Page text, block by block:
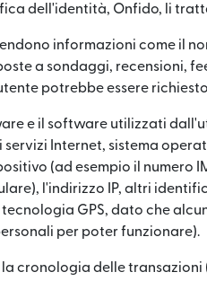
dell'identità, Onfido, li
informazioni come il
a sondaggi, recensioni,
potrebbe essere
e il software utilizzati
Internet, sistema
(ad esempio il numero
l'indirizzo IP, altri
GPS, dato che
per poter funzionare).
cronologia delle transazioni